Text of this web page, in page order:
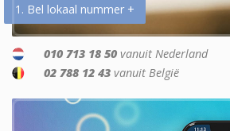
1. Bel lokaal nummer +
010 713 18 50 vanuit Nederland
02 788 12 43 vanuit België